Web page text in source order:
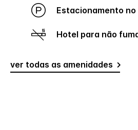
Estacionamento
Hotel para não
ver todas as amenidades